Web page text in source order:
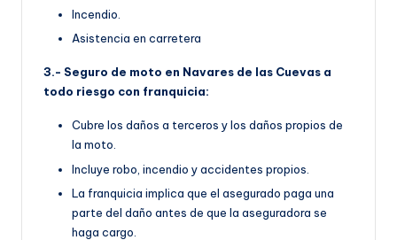
Incendio.
Asistencia en carretera
3.- Seguro de moto en Navares de las Cuevas a
todo riesgo con franquicia:
Cubre los daños a terceros y los daños propios de
la moto.
Incluye robo, incendio y accidentes propios.
La franquicia implica que el asegurado paga una
parte del daño antes de que la aseguradora se
haga cargo.